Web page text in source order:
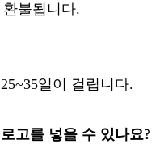
불됩니다.
일이 걸립니다.
고를 넣을 수 있나요?